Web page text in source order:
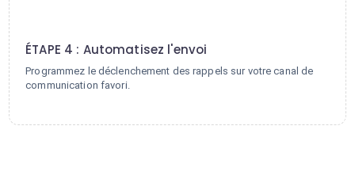
ÉTAPE 4 : Automatisez l'envoi
Programmez le déclenchement des rappels sur votre canal de
communication favori.